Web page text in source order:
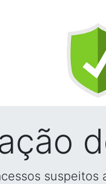
suspeitos